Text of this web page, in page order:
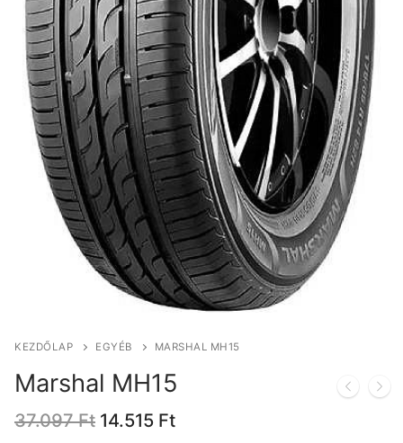
KEZDŐLAP EGYÉB MARSHAL MH15
Marshal MH15
37.097Ft Original
14.515 FtCurrent